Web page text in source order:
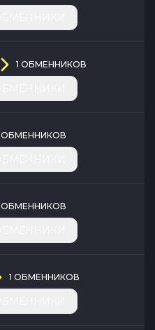
1 ОБМЕННИКОВ
ОБМЕННИКОВ
ОБМЕННИКОВ
1 ОБМЕННИКОВ